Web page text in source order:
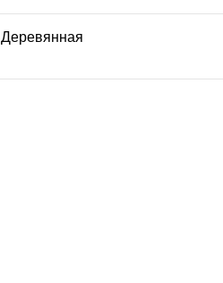
Деревянная